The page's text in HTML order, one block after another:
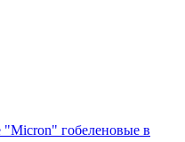
гобеленовые в